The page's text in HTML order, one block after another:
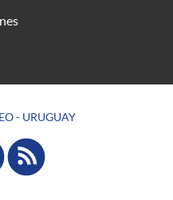
- URUGUAY